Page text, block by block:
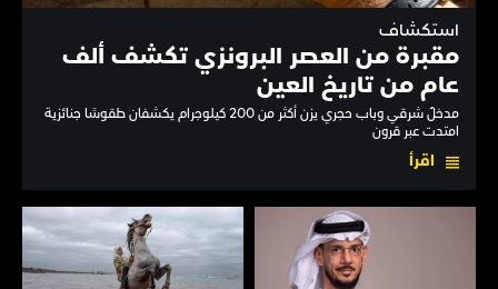
استكشاف
مقبرة من العصر البرونزي تكشف ألف
عام من تاريخ العين
مدخلٌ شرقي وباب حجري يزن أكثر من 200 كيلوجرام يكشفان طقوسًا جنائزية
امتدت عبر قرون
اقرأ